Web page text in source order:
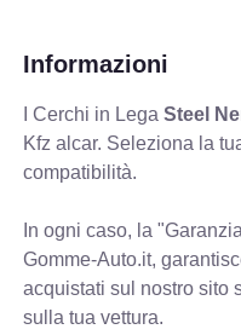
Informazioni
I Cerchi in LegaSteel
Kfz alcar. Seleziona la
compatibilità.
In ogni caso, la
Gomme-Auto.it,
acquistati sul nostro sito
sulla tua vettura.